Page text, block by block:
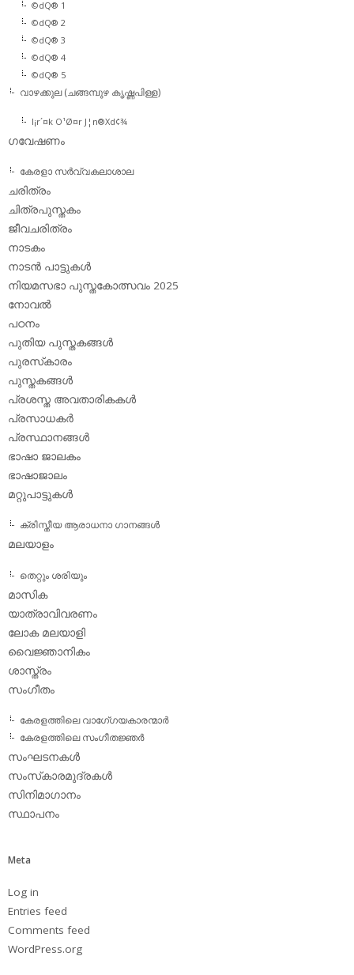
©dQ® 1
©dQ® 2
©dQ® 3
©dQ® 4
©dQ® 5
വാഴക്കുല (ചങ്ങമ്പുഴ കൃഷ്ണപിള്ള)
l¡r´¤k O¹Ø¤r J¦n®Xd¢¾
ഗവേഷണം
കേരളാ സര്‍വ്വകലാശാല
ചരിത്രം
ചിത്രപുസ്തകം
ജീവചരിത്രം
നാടകം
നാടന്‍ പാട്ടുകള്‍
നിയമസഭാ പുസ്തകോത്സവം 2025
നോവല്‍
പഠനം
പുതിയ പുസ്തകങ്ങള്‍
പുരസ്‌കാരം
പുസ്തകങ്ങള്‍
പ്രശസ്ത അവതാരികകള്‍
പ്രസാധകര്‍
പ്രസ്ഥാനങ്ങള്‍
ഭാഷാ ജാലകം
ഭാഷാജാലം
മറ്റുപാട്ടുകള്‍
ക്രിസ്തീയ ആരാധനാ ഗാനങ്ങള്‍
മലയാളം
തെറ്റും ശരിയും
മാസിക
യാത്രാവിവരണം
ലോക മലയാളി
വൈജ്ഞാനികം
ശാസ്ത്രം
സംഗീതം
കേരളത്തിലെ വാഗേ്ഗയകാരന്മാര്‍
കേരളത്തിലെ സംഗീതജ്ഞര്‍
സംഘടനകള്‍
സംസ്‌കാരമുദ്രകള്‍
സിനിമാഗാനം
സ്ഥാപനം
Meta
Log in
Entries feed
Comments feed
WordPress.org